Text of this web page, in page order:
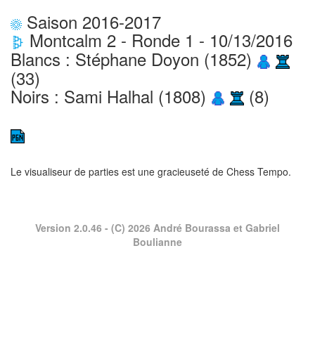
Saison 2016-2017
Montcalm 2 - Ronde 1 - 10/13/2016
Blancs : Stéphane Doyon (1852)
(33)
Noirs : Sami Halhal (1808) (8)
Le visualiseur de parties est une gracieuseté de Chess Tempo.
Version 2.0.46 - (C) 2026 André Bourassa et Gabriel
Boulianne